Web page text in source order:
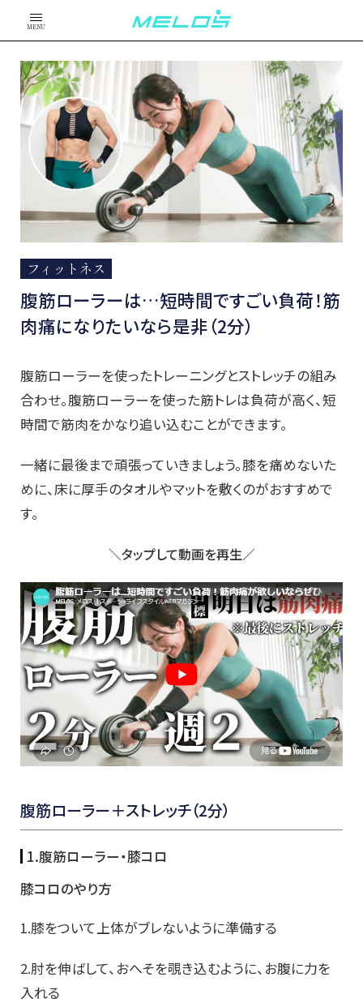
MENU
フィットネス
腹筋ローラーは…短時間ですごい負荷！筋
肉痛になりたいなら是非（2分）
腹筋ローラーを使ったトレーニングとストレッチの組み
合わせ。腹筋ローラーを使った筋トレは負荷が高く、短
時間で筋肉をかなり追い込むことができます。
一緒に最後まで頑張っていきましょう。膝を痛めないた
めに、床に厚手のタオルやマットを敷くのがおすすめで
す。
＼タップして動画を再生／
腹筋ローラー＋ストレッチ（2分）
1.腹筋ローラー・膝コロ
膝コロのやり方
1.膝をついて上体がブレないように準備する
2.肘を伸ばして、おへそを覗き込むように、お腹に力を
入れる